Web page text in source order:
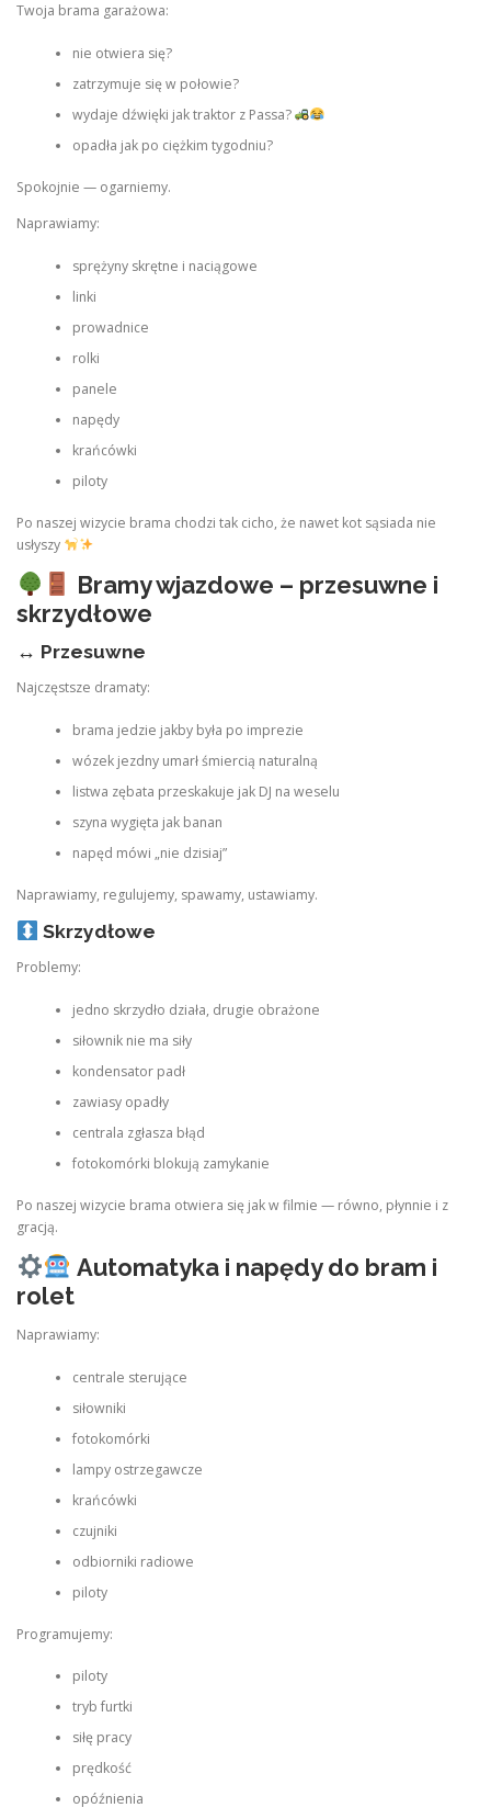
Twoja brama garażowa:
nie otwiera się?
zatrzymuje się w połowie?
wydaje dźwięki jak traktor z Passa?
opadła jak po ciężkim tygodniu?
Spokojnie — ogarniemy.
Naprawiamy:
sprężyny skrętne i naciągowe
linki
prowadnice
rolki
panele
napędy
krańcówki
piloty
Po naszej wizycie brama chodzi tak cicho, że nawet kot sąsiada nie
usłyszy
Bramy wjazdowe – przesuwne i
skrzydłowe
↔️ Przesuwne
Najczęstsze dramaty:
brama jedzie jakby była po imprezie
wózek jezdny umarł śmiercią naturalną
listwa zębata przeskakuje jak DJ na weselu
szyna wygięta jak banan
napęd mówi „nie dzisiaj”
Naprawiamy, regulujemy, spawamy, ustawiamy.
Skrzydłowe
Problemy:
jedno skrzydło działa, drugie obrażone
siłownik nie ma siły
kondensator padł
zawiasy opadły
centrala zgłasza błąd
fotokomórki blokują zamykanie
Po naszej wizycie brama otwiera się jak w filmie — równo, płynnie i z
gracją.
Automatyka i napędy do bram i
rolet
Naprawiamy:
centrale sterujące
siłowniki
fotokomórki
lampy ostrzegawcze
krańcówki
czujniki
odbiorniki radiowe
piloty
Programujemy:
piloty
tryb furtki
siłę pracy
prędkość
opóźnienia